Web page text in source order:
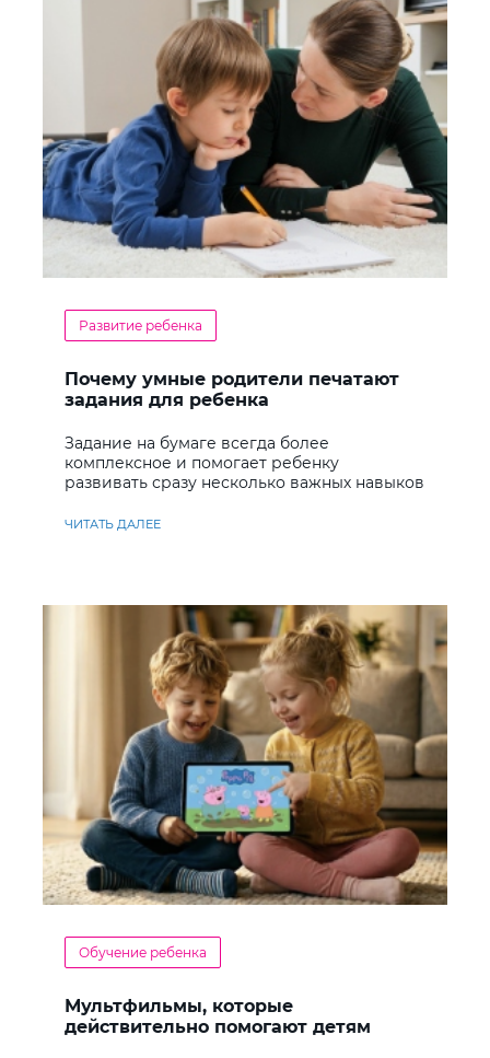
Развитие ребенка
Почему умные родители печатают
задания для ребенка
Задание на бумаге всегда более
комплексное и помогает ребенку
развивать сразу несколько важных навыков
ЧИТАТЬ ДАЛЕЕ
Обучение ребенка
Мультфильмы, которые
действительно помогают детям